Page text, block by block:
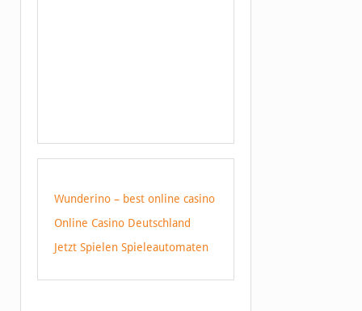
Wunderino – best online casino
Online Casino Deutschland
Jetzt Spielen Spieleautomaten